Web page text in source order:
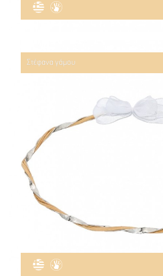
Στέφανα γάμου